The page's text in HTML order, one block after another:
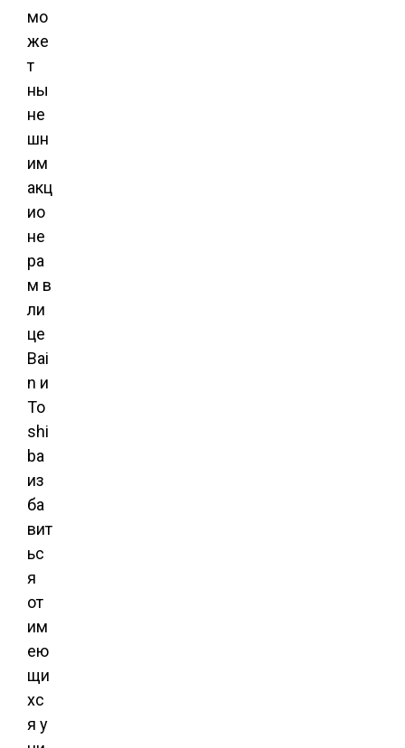
мо
же
т
ны
не
шн
им
акц
ио
не
ра
м в
ли
це
Bai
n и
To
shi
ba
из
ба
вит
ьс
я
от
им
ею
щи
хс
я у